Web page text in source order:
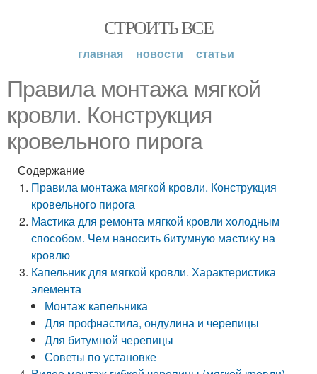
СТРОИТЬ ВСЕ
главная новости статьи
Правила монтажа мягкой
кровли. Конструкция
кровельного пирога
Содержание
Правила монтажа мягкой кровли. Конструкция
кровельного пирога
Мастика для ремонта мягкой кровли холодным
способом. Чем наносить битумную мастику на
кровлю
Капельник для мягкой кровли. Характеристика
элемента
Монтаж капельника
Для профнастила, ондулина и черепицы
Для битумной черепицы
Советы по установке